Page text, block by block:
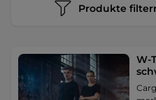
Produkte
W-